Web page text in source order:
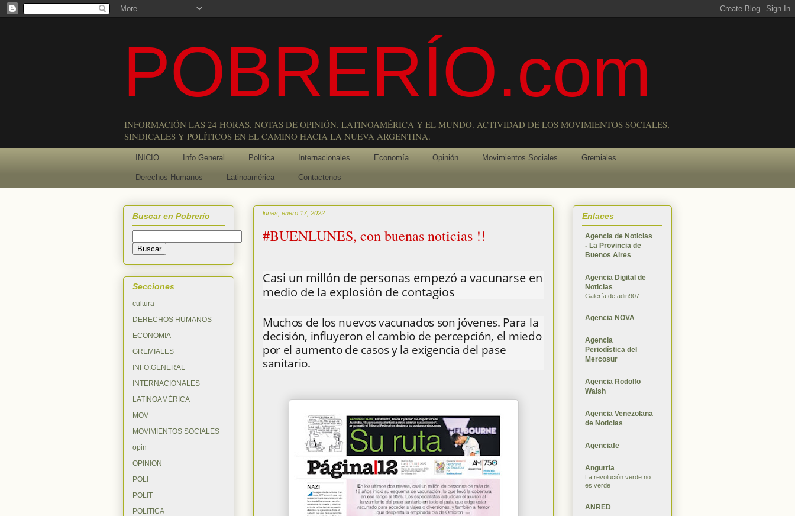
POBRERÍO.com
INFORMACIÓN LAS 24 HORAS. NOTAS DE OPINIÓN. LATINOAMÉRICA Y EL MUNDO. ACTIVIDAD DE LOS MOVIMIENTOS SOCIALES,
SINDICALES Y POLÍTICOS EN EL CAMINO HACIA LA NUEVA ARGENTINA.
INICIO Info General Política Internacionales Economía Opinión Movimientos Sociales Gremiales
Derechos Humanos Latinoamérica Contactenos
lunes, enero 17, 2022
#BUENLUNES, con buenas noticias !!
Casi un millón de personas empezó a vacunarse en
medio de la explosión de contagios
Muchos de los nuevos vacunados son jóvenes. Para la
decisión, influyeron el cambio de percepción, el miedo
por el aumento de casos y la exigencia del pase
sanitario.
Buscar en Pobrerío
Secciones
cultura
DERECHOS HUMANOS
ECONOMIA
GREMIALES
INFO.GENERAL
INTERNACIONALES
LATINOAMÉRICA
MOV
MOVIMIENTOS SOCIALES
opin
OPINION
POLI
POLIT
POLITICA
Enlaces
Agencia de Noticias
- La Provincia de
Buenos Aires
Agencia Digital de
Noticias
Galería de adin907
Agencia NOVA
Agencia
Periodística del
Mercosur
Agencia Rodolfo
Walsh
Agencia Venezolana
de Noticias
Agenciafe
Angurria
La revolución verde no
es verde
ANRED